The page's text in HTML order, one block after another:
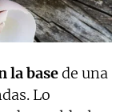
la basede una
Lo